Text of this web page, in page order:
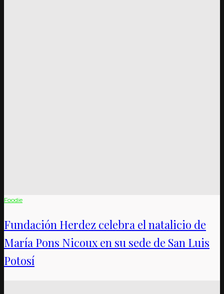
Foodie
Fundación Herdez celebra el natalicio de
María Pons Nicoux en su sede de San Luis
Potosí